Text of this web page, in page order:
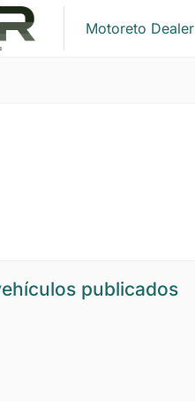
Motoreto Dealer
publicados